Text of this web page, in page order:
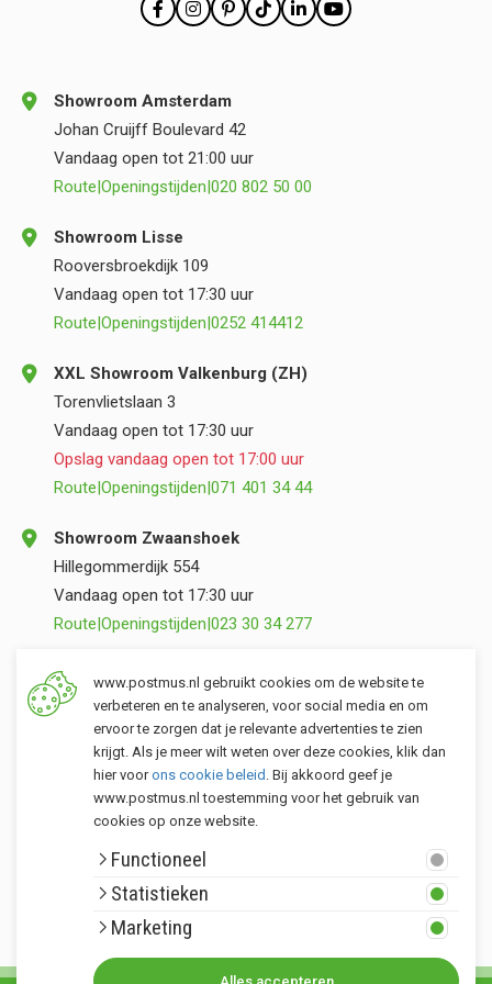
Klantenservice
Postmus merken
Showroom Amsterdam
Johan Cruijff Boulevard 42
Vandaag open tot 21:00 uur
Route Openingstijden 020 802 50 00
Showroom Lisse
Rooversbroekdijk 109
Vandaag open tot 17:30 uur
Route Openingstijden 0252 414412
XXL Showroom Valkenburg (ZH)
Torenvlietslaan 3
Vandaag open tot 17:30 uur
Opslag vandaag open tot 17:00 uur
Route Openingstijden 071 401 34 44
Showroom Zwaanshoek
Hillegommerdijk 554
Vandaag open tot 17:30 uur
Route Openingstijden 023 30 34 277
Opslag Valkenburg (ZH)
Torenvlietslaan 3
Vandaag open tot 17:00 uur
Route|Openingstijden |071 401 34 44
www.postmus.nl gebruikt cookies om de website te
verbeteren en te analyseren, voor social media en om
ervoor te zorgen dat je relevante advertenties te zien
krijgt. Als je meer wilt weten over deze cookies, klik dan
hier voorons cookie beleid . Bij akkoord geef je
www.postmus.nl toestemming voor het gebruik van
cookies op onze website.
Functioneel
Statistieken
Marketing